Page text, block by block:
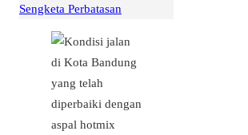
Sengketa Perbatasan